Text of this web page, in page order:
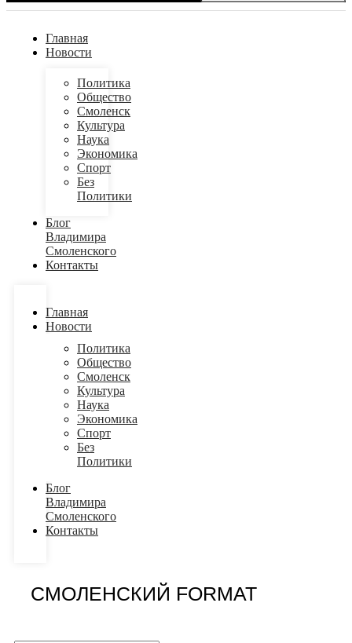
Главная
Новости
Политика
Общество
Смоленск
Культура
Наука
Экономика
Спорт
Без
Политики
Блог
Владимира
Смоленского
Контакты
Главная
Новости
Политика
Общество
Смоленск
Культура
Наука
Экономика
Спорт
Без
Политики
Блог
Владимира
Смоленского
Контакты
СМОЛЕНСКИЙ FORMAT